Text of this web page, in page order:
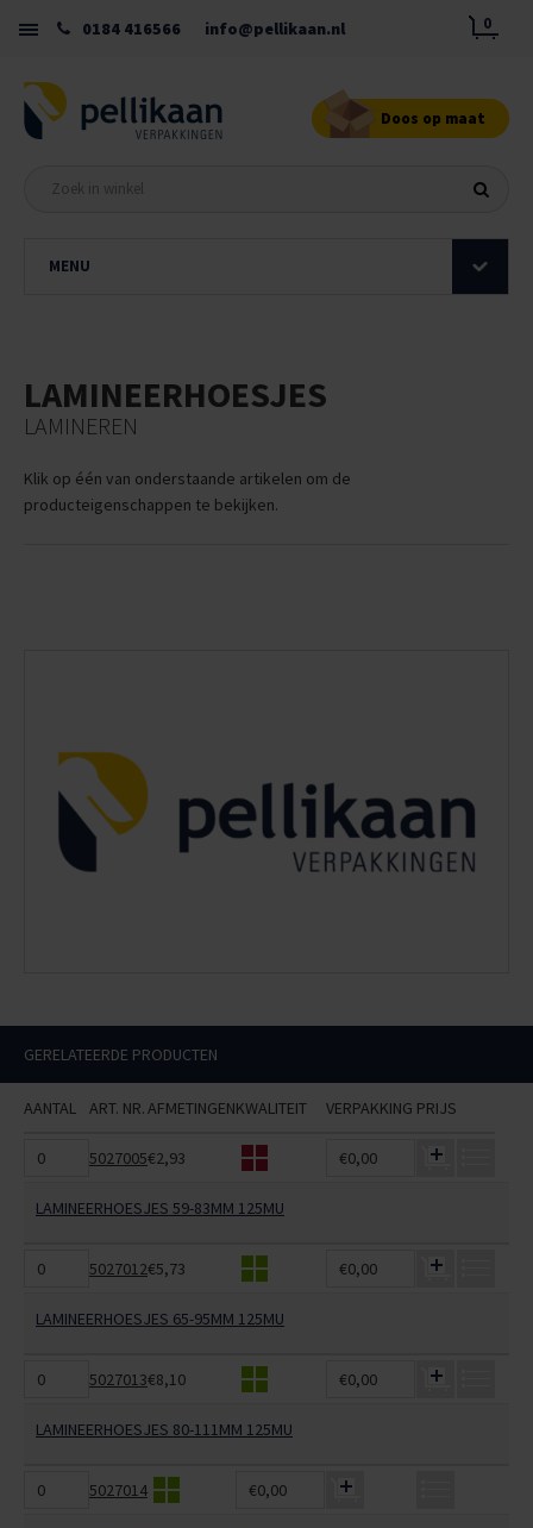
0184 416566 info@pellikaan.nl 0
Doos op maat
MENU
LAMINEERHOESJES
LAMINEREN
Klik op één van onderstaande artikelen om de
producteigenschappen te bekijken.
GERELATEERDE PRODUCTEN
AANTAL ART. NR.AFMETINGENKWALITEIT VERPAKKING PRIJS
5027005€2,93 €0,00
LAMINEERHOESJES 59-83MM 125MU
5027012€5,73 €0,00
LAMINEERHOESJES 65-95MM 125MU
5027013€8,10 €0,00
LAMINEERHOESJES 80-111MM 125MU
5027014 €0,00